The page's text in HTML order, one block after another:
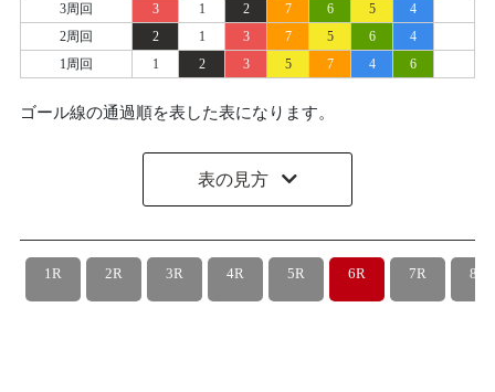
3周回
3 1 2 7 6 5
4
2周回
2 1 3 7 5 6
4
1周回
1 2 3 5 7 4 6
ゴール線の通過順を表した表になります。
表の見方
1R 2R 3R 4R 5R 6R 7R 8R